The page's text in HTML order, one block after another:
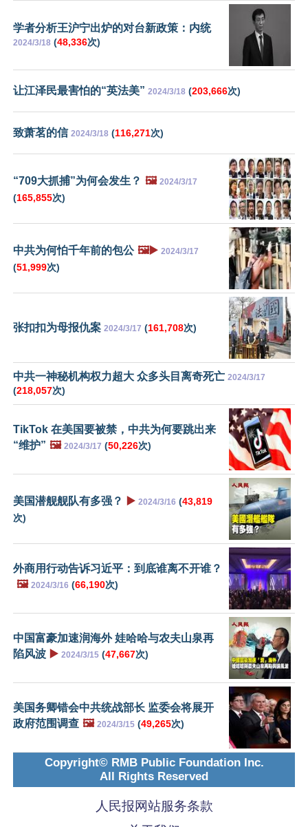
学者分析王沪宁出炉的对台新政策：内统
2024/3/18 (48,336次)
让江泽民最害怕的“英法美” 2024/3/18 (203,666次)
致萧茗的信 2024/3/18 (116,271次)
“709大抓捕”为何会发生？ 🖼️ 2024/3/17
(165,855次)
中共为何怕千年前的包公 🖼️▶️ 2024/3/17
(51,999次)
张扣扣为母报仇案 2024/3/17 (161,708次)
中共一神秘机构权力超大 众多头目离奇死亡 2024/3/17
(218,057次)
TikTok 在美国要被禁，中共为何要跳出来
“维护” 🖼️ 2024/3/17 (50,226次)
美国潜舰舰队有多强？ ▶️ 2024/3/16 (43,819
次)
外商用行动告诉习近平：到底谁离不开谁？
🖼️ 2024/3/16 (66,190次)
中国富豪加速润海外 娃哈哈与农夫山泉再
陷风波 ▶️ 2024/3/15 (47,667次)
美国务卿错会中共统战部长 监委会将展开
政府范围调查 🖼️ 2024/3/15 (49,265次)
Copyright© RMB Public Foundation Inc.
All Rights Reserved
人民报网站服务条款